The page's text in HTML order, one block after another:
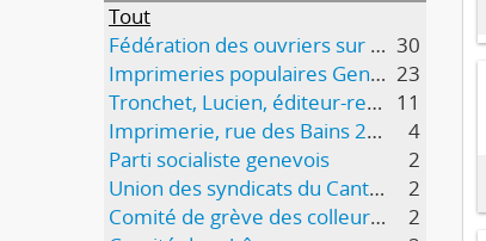
Tout
Fédération des ouvriers sur bois et du bâtiment (FOBB) 30
Imprimeries populaires Genève 23
Tronchet, Lucien, éditeur-responsable
11
Imprimerie, rue des Bains 23, Genève
4
Parti socialiste genevois
2
Union des syndicats du Canton de Genève
2
Comité de grève des colleurs de papiers peints
2